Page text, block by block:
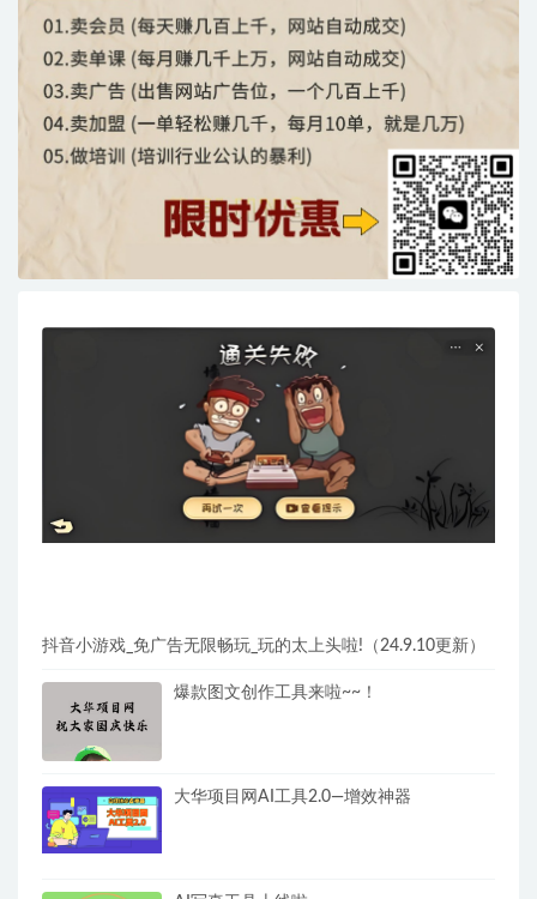
抖音小游戏_免广告无限畅玩_玩的太上头啦!（24.9.10更新）
爆款图文创作工具来啦~~！
大华项目网AI工具2.0—增效神器